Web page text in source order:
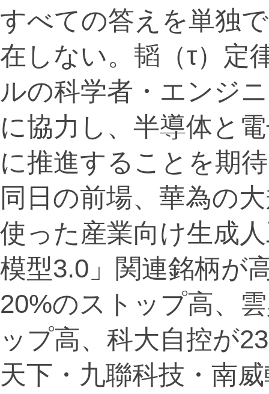
すべての答えを単独
在しない。韬（τ）定
ルの科学者・エンジ
に協力し、半導体と
に推進することを期
同日の前場、華為の
使った産業向け生成
模型3.0」関連銘柄が
20%のストップ高、
ップ高、科大自控が
天下・九聯科技・南